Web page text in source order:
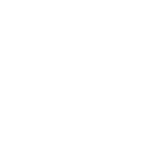
tego samego dnia.